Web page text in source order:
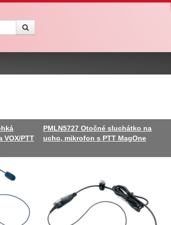
VOX/PTT
PMLN5727 Otočné sluchátko na
ucho, mikrofon s PTT MagOne